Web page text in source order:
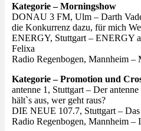
Kategorie – Morningshow
DONAU 3 FM, Ulm – Darth
die Konkurrenz dazu, für mich
ENERGY, Stuttgart – ENERGY
Felixa
Radio Regenbogen, Mannheim –
Kategorie – Promotion und
antenne 1, Stuttgart – Der
hält`s aus, wer geht raus?
DIE NEUE 107.7, Stuttgart –
Radio Regenbogen, Mannheim –